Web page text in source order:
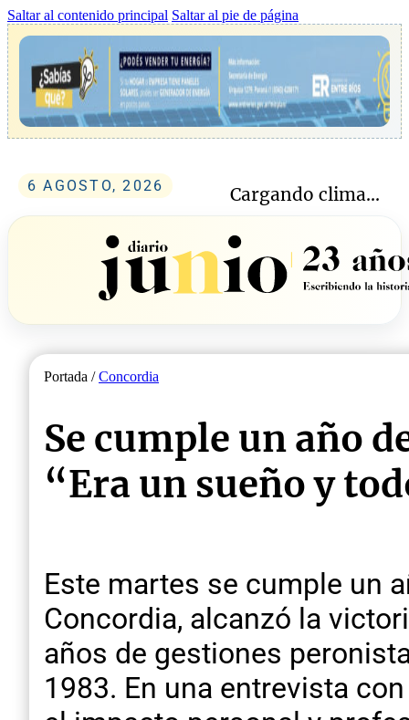
Saltar al contenido principal Saltar al pie de página
6 AGOSTO, 2026 Cargando clima...
Portada /Concordia
Se cumple un año
“Era un sueño y
Este martes se cumple un
Concordia, alcanzó la
años de gestiones
1983. En una entrevista